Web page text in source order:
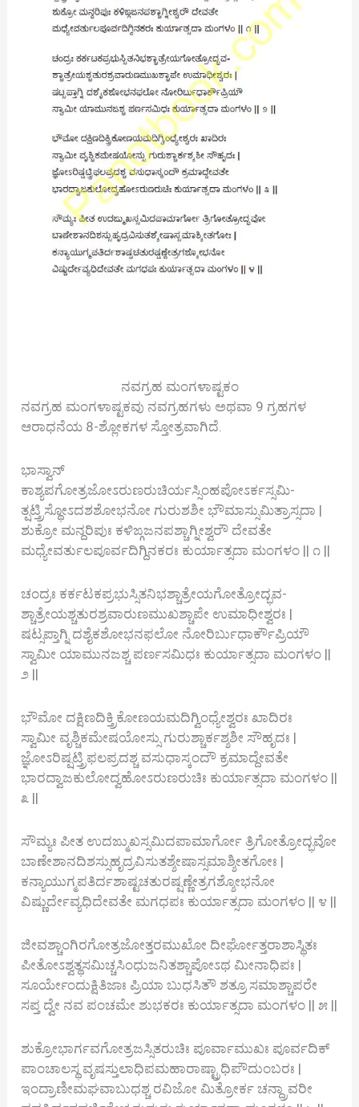
ನವಗ್ರಹ ಮಂಗಳಾಷ್ಟಕಂ
ನವಗ್ರಹ ಮಂಗಳಾಷ್ಟಕವು ನವಗ್ರಹಗಳು ಅಥವಾ 9 ಗ್ರಹಗಳ
ಆರಾಧನೆಯ 8-ಶ್ಲೋಕಗಳ ಸ್ತೋತ್ರವಾಗಿದೆ.
ಭಾಸ್ವಾನ್
ಕಾಶ್ಯಪಗೋತ್ರಜೋಽರುಣರುಚಿರ್ಯಸ್ಸಿಂಹಪೋಽರ್ಕಸ್ಸಮಿ-
ತ್ಷಟ್ತ್ರಿಸ್ಥೋಽದಶಶೋಭನೋ ಗುರುಶಶೀ ಭೌಮಾಸ್ಸುಮಿತ್ರಾಸ್ಸದಾ |
ಶುಕ್ರೋ ಮನ್ದರಿಪುಃ ಕಳಿಙ್ಗಜನಪಶ್ಚಾಗ್ನೀಶ್ವರೌ ದೇವತೇ
ಮಧ್ಯೇವರ್ತುಲಪೂರ್ವದಿಗ್ದಿನಕರಃ ಕುರ್ಯಾತ್ಸದಾ ಮಂಗಳಂ || ೧ ||
ಚಂದ್ರಃ ಕರ್ಕಟಕಪ್ರಭುಸ್ಸಿತನಿಭಶ್ಚಾತ್ರೇಯಗೋತ್ರೋದ್ಭವ-
ಶ್ಚಾತ್ರೇಯಶ್ಚತುರಶ್ರವಾರುಣಮುಖಶ್ಚಾಪೇ ಉಮಾಧೀಶ್ವರಃ |
ಷಟ್ಸಪ್ತಾಗ್ನಿ ದಶೈಕಶೋಭನಫಲೋ ನೋರಿರ್ಬುಧಾರ್ಕೌಪ್ರಿಯೌ
ಸ್ವಾಮೀ ಯಾಮುನಜಶ್ಚ ಪರ್ಣಸಮಿಧಃ ಕುರ್ಯಾತ್ಸದಾ ಮಂಗಳಂ ||
೨ ||
ಭೌಮೋ ದಕ್ಷಿಣದಿಕ್ತ್ರಿಕೋಣಯಮದಿಗ್ವಿಂಧ್ಯೇಶ್ವರಃ ಖಾದಿರಃ
ಸ್ವಾಮೀ ವೃಶ್ಚಿಕಮೇಷಯೋಸ್ಸು ಗುರುಶ್ಚಾರ್ಕಶ್ಶಶೀ ಸೌಹೃದಃ |
ಜ್ಞೋಽರಿಷ್ಷಟ್ತ್ರಿಫಲಪ್ರದಶ್ಚ ವಸುಧಾಸ್ಕಂದೌ ಕ್ರಮಾದ್ದೇವತೇ
ಭಾರದ್ವಾಜಕುಲೋದ್ವಹೋಽರುಣರುಚಿಃ ಕುರ್ಯಾತ್ಸದಾ ಮಂಗಳಂ ||
೩ ||
ಸೌಮ್ಯಃ ಪೀತ ಉದಙ್ಮುಖಸ್ಸಮಿದಪಾಮಾರ್ಗೋ ತ್ರಿಗೋತ್ರೋದ್ಭವೋ
ಬಾಣೇಶಾನದಿಶಸ್ಸುಹೃದ್ರವಿಸುತಶ್ಶೇಷಾಸ್ಸಮಾಶ್ಶೀತಗೋಃ |
ಕನ್ಯಾಯುಗ್ಮಪತಿರ್ದಶಾಷ್ಟಚತುರಷ್ಷಣ್ಣೇತ್ರಗಶ್ಶೋಭನೋ
ವಿಷ್ಣುರ್ದೇವ್ಯಧಿದೇವತೇ ಮಗಧಪಃ ಕುರ್ಯಾತ್ಸದಾ ಮಂಗಳಂ || ೪ ||
ಜೀವಶ್ಚಾಂಗಿರಗೋತ್ರಜೋತ್ತರಮುಖೋ ದೀರ್ಘೋತ್ತರಾಶಾಸ್ಥಿತಃ
ಪೀತೋಽಶ್ವತ್ಥಸಮಿಚ್ಚಸಿಂಧುಜನಿತಶ್ಚಾಪೋಽಥ ಮೀನಾಧಿಪಃ |
ಸೂರ್ಯೇಂದುಕ್ಷಿತಿಜಾಃ ಪ್ರಿಯಾ ಬುಧಸಿತೌ ಶತ್ರೂ ಸಮಾಶ್ಚಾಪರೇ
ಸಪ್ತ ದ್ವೇ ನವ ಪಂಚಮೇ ಶುಭಕರಃ ಕುರ್ಯಾತ್ಸದಾ ಮಂಗಳಂ || ೫ ||
ಶುಕ್ರೋಭಾರ್ಗವಗೋತ್ರಜಸ್ಸಿತರುಚಿಃ ಪೂರ್ವಾಮುಖಃ ಪೂರ್ವದಿಕ್
ಪಾಂಚಾಲಸ್ಥ ವೃಷಸ್ತುಲಾಧಿಪಮಹಾರಾಷ್ಟ್ರಾಧಿಪೌದುಂಬರಃ |
ಇಂದ್ರಾಣೀಮಘವಾಬುಧಶ್ಚ ರವಿಜೋ ಮಿತ್ರೋರ್ಕ ಚನ್ದ್ರಾವರೀ